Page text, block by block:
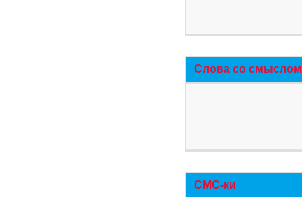
Слова со смыслом
СМС-ки